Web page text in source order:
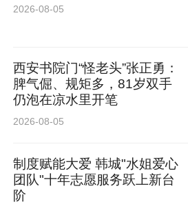
2026-08-05
西安书院门“怪老头”张正勇：
脾气倔、规矩多，81岁双手
仍泡在凉水里开笔
2026-08-05
制度赋能大爱 韩城"水姐爱心
团队"十年志愿服务跃上新台
阶